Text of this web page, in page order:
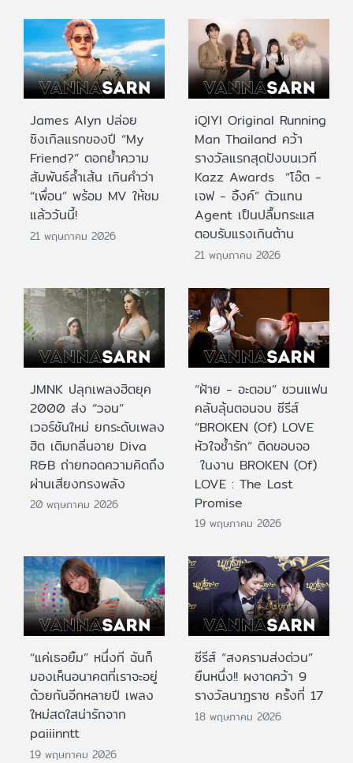
James Alyn ปล่อย
ซิงเกิลแรกของปี “My
Friend?” ตอกย้ำความ
สัมพันธ์ล้ำเส้น เกินคำว่า
“เพื่อน” พร้อม MV ให้ชม
แล้ววันนี้!
21 พฤษภาคม 2026
iQIYI Original Running
Man Thailand คว้า
รางวัลแรกสุดปังบนเวที
Kazz Awards “โอ๊ต -
เจฟ - อิ้งค์” ตัวแทน
Agent เป็นปลื้มกระแส
ตอบรับแรงเกินต้าน
21 พฤษภาคม 2026
JMNK ปลุกเพลงฮิตยุค
2000 ส่ง “วอน”
เวอร์ชันใหม่ ยกระดับเพลง
ฮิต เติมกลิ่นอาย Diva
R&B ถ่ายทอดความคิดถึง
ผ่านเสียงทรงพลัง
20 พฤษภาคม 2026
“ฝ้าย - อะตอม” ชวนแฟน
คลับลุ้นตอนจบ ซีรีส์
“BROKEN (Of) LOVE
หัวใจช้ำรัก” ติดขอบจอ
ในงาน BROKEN (Of)
LOVE : The Last
Promise
19 พฤษภาคม 2026
“แค่เธอยิ้ม” หนึ่งที ฉันก็
มองเห็นอนาคตที่เราจะอยู่
ด้วยกันอีกหลายปี เพลง
ใหม่สดใสน่ารักจาก
paiiinntt
19 พฤษภาคม 2026
ซีรีส์ “สงครามส่งด่วน”
ยืนหนึ่ง!! ผงาดคว้า 9
รางวัลนาฏราช ครั้งที่ 17
18 พฤษภาคม 2026